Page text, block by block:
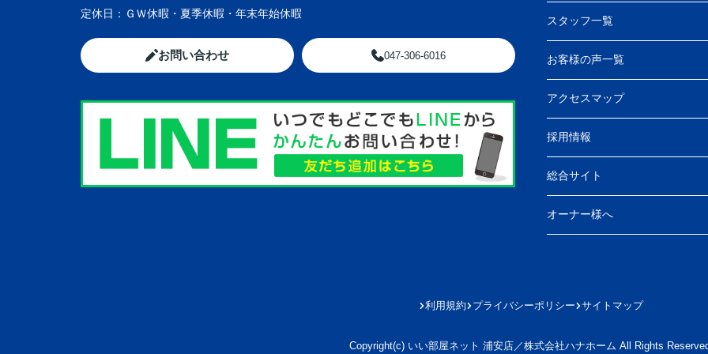
定休日： ＧＷ休暇・夏季休暇・年末年始休暇
お問い合わせ 047-306-6016
スタッフ一覧
お客様の声一覧
アクセスマップ
採用情報
総合サイト
オーナー様へ
利用規約 プライバシーポリシー サイトマップ
Copyright(c) いい部屋ネット 浦安店／株式会社ハナホーム All Rights